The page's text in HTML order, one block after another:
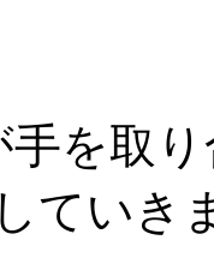
を取
ていき